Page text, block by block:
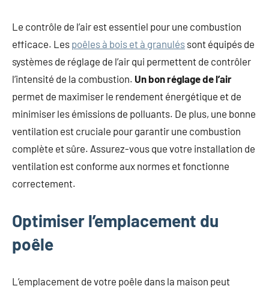
Le contrôle de l’air est essentiel pour une combustion
efficace. Les poêles à bois et à granulés sont équipés de
systèmes de réglage de l’air qui permettent de contrôler
l’intensité de la combustion. Un bon réglage de l’air
permet de maximiser le rendement énergétique et de
minimiser les émissions de polluants. De plus, une bonne
ventilation est cruciale pour garantir une combustion
complète et sûre. Assurez-vous que votre installation de
ventilation est conforme aux normes et fonctionne
correctement.
Optimiser l’emplacement du
poêle
L’emplacement de votre poêle dans la maison peut